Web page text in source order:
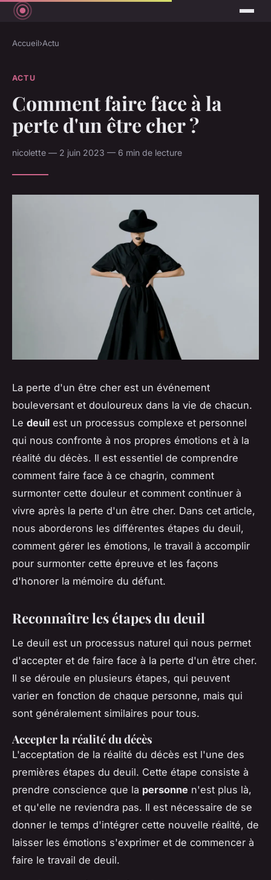
Accueil›Actu
ACTU
Comment faire face à la
perte d'un être cher ?
nicolette — 2 juin 2023 — 6 min de lecture
La perte d'un être cher est un événement
bouleversant et douloureux dans la vie de chacun.
Le deuil est un processus complexe et personnel
qui nous confronte à nos propres émotions et à la
réalité du décès. Il est essentiel de comprendre
comment faire face à ce chagrin, comment
surmonter cette douleur et comment continuer à
vivre après la perte d'un être cher. Dans cet article,
nous aborderons les différentes étapes du deuil,
comment gérer les émotions, le travail à accomplir
pour surmonter cette épreuve et les façons
d'honorer la mémoire du défunt.
Reconnaître les étapes du deuil
Le deuil est un processus naturel qui nous permet
d'accepter et de faire face à la perte d'un être cher.
Il se déroule en plusieurs étapes, qui peuvent
varier en fonction de chaque personne, mais qui
sont généralement similaires pour tous.
Accepter la réalité du décès
L'acceptation de la réalité du décès est l'une des
premières étapes du deuil. Cette étape consiste à
prendre conscience que la personne n'est plus là,
et qu'elle ne reviendra pas. Il est nécessaire de se
donner le temps d'intégrer cette nouvelle réalité, de
laisser les émotions s'exprimer et de commencer à
faire le travail de deuil.